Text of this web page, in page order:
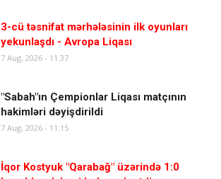
3-cü təsnifat mərhələsinin ilk oyunları
yekunlaşdı - Avropa Liqası
7 Aug, 2026 - 11:37
"Sabah"ın Çempionlar Liqası matçının
hakimləri dəyişdirildi
7 Aug, 2026 - 11:15
İqor Kostyuk "Qarabağ" üzərində 1:0